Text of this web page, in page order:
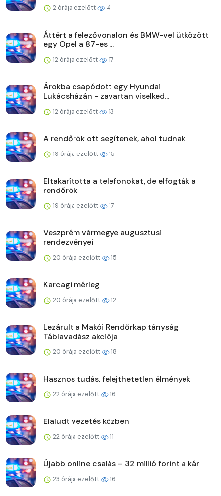
2 órája ezelőtt 4
Áttért a felezővonalon és BMW-vel ütközött
egy Opel a 87-es ...
12 órája ezelőtt 17
Árokba csapódott egy Hyundai
Lukácsházán - zavartan viselked...
12 órája ezelőtt 13
A rendőrök ott segítenek, ahol tudnak
19 órája ezelőtt 15
Eltakarította a telefonokat, de elfogták a
rendőrök
19 órája ezelőtt 17
Veszprém vármegye augusztusi
rendezvényei
20 órája ezelőtt 15
Karcagi mérleg
20 órája ezelőtt 12
Lezárult a Makói Rendőrkapitányság
Táblavadász akciója
20 órája ezelőtt 18
Hasznos tudás, felejthetetlen élmények
22 órája ezelőtt 16
Elaludt vezetés közben
22 órája ezelőtt 11
Újabb online csalás – 32 millió forint a kár
23 órája ezelőtt 16